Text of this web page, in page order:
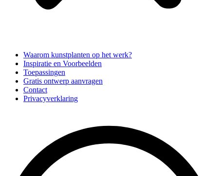
Waarom kunstplanten op het werk?
Inspiratie en Voorbeelden
Toepassingen
Gratis ontwerp aanvragen
Contact
Privacyverklaring